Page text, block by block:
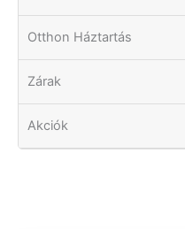
Otthon Háztartás
Zárak
Akciók